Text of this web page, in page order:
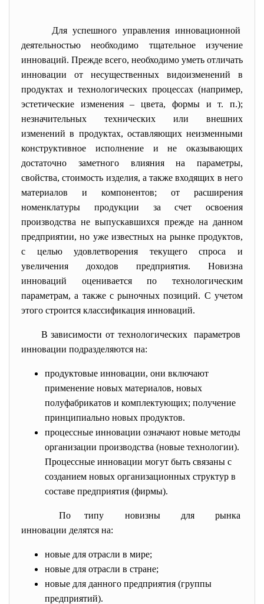
Для успешного управления инновационной
деятельностью необходимо тщательное изучение
инноваций. Прежде всего, необходимо уметь отличать
инновации от несущественных видоизменений в
продуктах и технологических процессах (например,
эстетические изменения – цвета, формы и т. п.);
незначительных технических или внешних
изменений в продуктах, оставляющих неизменными
конструктивное исполнение и не оказывающих
достаточно заметного влияния на параметры,
свойства, стоимость изделия, а также входящих в него
материалов и компонентов; от расширения
номенклатуры продукции за счет освоения
производства не выпускавшихся прежде на данном
предприятии, но уже известных на рынке продуктов,
с целью удовлетворения текущего спроса и
увеличения доходов предприятия. Новизна
инноваций оценивается по технологическим
параметрам, а также с рыночных позиций. С учетом
этого строится классификация инноваций.
В зависимости от технологических параметров
инновации подразделяются на:
продуктовые инновации, они включают
применение новых материалов, новых
полуфабрикатов и комплектующих; получение
принципиально новых продуктов.
процессные инновации означают новые методы
организации производства (новые технологии).
Процессные инновации могут быть связаны с
созданием новых организационных структур в
составе предприятия (фирмы).
По типу новизны для рынка
инновации делятся на:
новые для отрасли в мире;
новые для отрасли в стране;
новые для данного предприятия (группы
предприятий).